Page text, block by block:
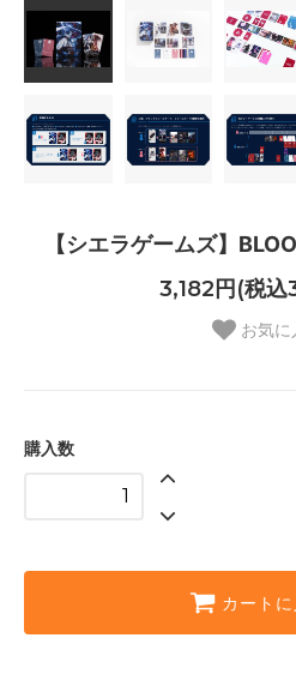
【シエラゲームズ】
3,182円(税
お気に
購入数
カート